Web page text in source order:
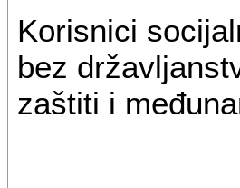
Korisnici
bez
zaštiti i